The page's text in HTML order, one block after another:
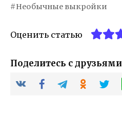
Необычные выкройки
Оценить статью
Поделитесь с друзьями